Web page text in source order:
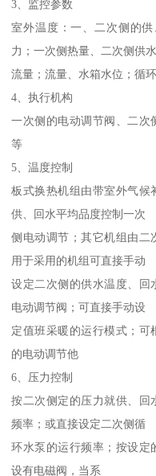
3、监控参数
室外温度：一、二次侧的
力；一次侧热量、二次侧供水
流量；流量、水箱水位；循
4、执行机构
一次侧的电动调节阀、二次
等
5、温度控制
板式换热机组由带室外气候
供、回水平均品度控制一次
侧电动调节；其它机组由二
用于采用的机组可直接手动
设定二次侧的供水温度、回
电动调节阀；可直接手动设
定值班采暖的运行模式；可
的电动调节他
6、压力控制
按二次侧定的压力就供、回
频率；或直接设定二次侧循
环水泵的运行频率；按设定
设有电磁阀，当系